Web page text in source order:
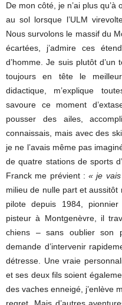
De mon côté, je n’ai plus
au sol lorsque l’ULM
Nous survolons le massif du
écartées, j’admire ces
d’homme. Je suis plutôt
toujours en tête le
didactique, m’explique
savoure ce moment
pousser des ailes,
connaissais, mais avec des
je ne l’avais même pas
de quatre stations de sports
Franck me prévient : « je
milieu de nulle part et aussitôt
pilote depuis 1984,
pisteur à Montgenèvre, il
chiens – sans oublier son
demande d’intervenir
détresse. Une vraie
et ses deux fils soient
des vaches enneigé, j’enlève